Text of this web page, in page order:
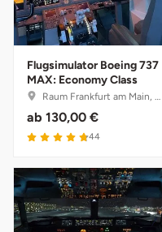
Flugsimulator Boeing 737
MAX: Economy Class
Raum Frankfurt am Main, Hessen
ab 130,00 €
44
Dresden
Düsseldorf
Erfurt
Erlangen
Essen